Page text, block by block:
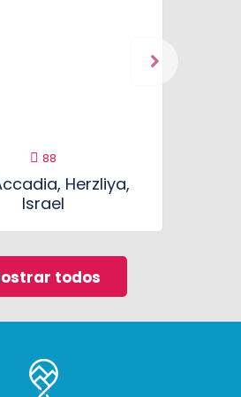
88
Herzliya,
Israel
todos